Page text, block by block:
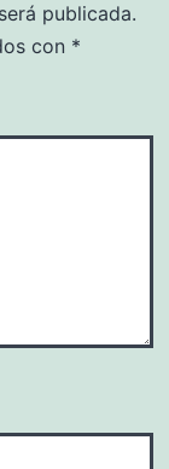
publicada.
con *